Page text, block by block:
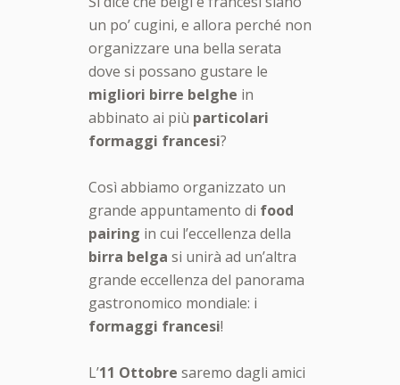
un po’ cugini, e allora perché non
organizzare una bella serata
dove si possano gustare le
migliori birre belghe in
abbinato ai più particolari
formaggi francesi?
Così abbiamo organizzato un
grande appuntamento di food
pairing in cui l’eccellenza della
birra belga si unirà ad un’altra
grande eccellenza del panorama
gastronomico mondiale: i
formaggi francesi!
L’11 Ottobre saremo dagli amici